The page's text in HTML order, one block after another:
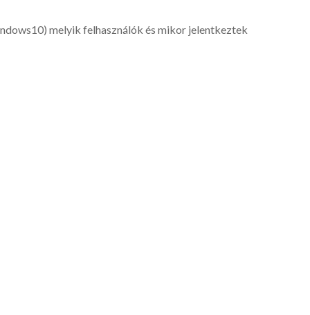
melyik felhasználók és mikor jelentkeztek